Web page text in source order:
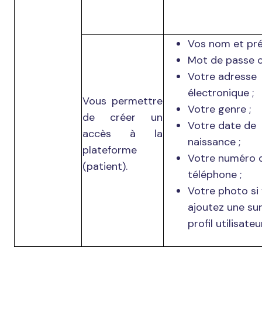
Vous permettre
de créer un
accès à la
plateforme
(patient).
Vos nom et
Mot de passe
Votre adresse
électronique ;
Votre genre ;
Votre date de
naissance ;
Votre numéro
téléphone ;
Votre photo si
ajoutez une
profil